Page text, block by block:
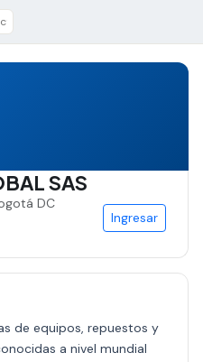
SAS
DC
Ingresar
de equipos, repuestos y
a nivel mundial